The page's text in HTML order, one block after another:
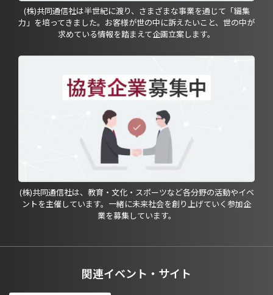
(株)共同通信社は半世紀に渡り、さまざまな事業を通じて「編集
力」を培ってきました。お客様が世の中に訴えたいこと、世の中が
求めている情報を踏まえて企画立案します。
(株)共同通信社は、教育・文化・スポーツなど各分野の活動やイベ
ントを主催しています。一緒に未来社会を創り上げていく参加企
業を募集しています。
関連イベント・サイト